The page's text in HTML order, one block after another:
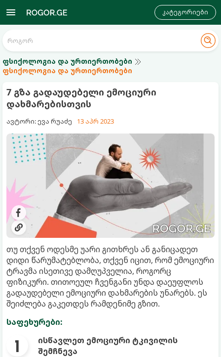
კატეგორიები
ფსიქოლოგია და ურთიერთობები
ფსიქოლოგია და ურთიერთობები
7 გზა გადაუდებელი ემოციური
დახმარებისთვის
ავტორი: ევა რუაძე 13 აპრ 2023
თუ თქვენ ოდესმე უარი გითხრეს ან განიცადეთ
დიდი წარუმატებლობა, თქვენ იცით, რომ ემოციური
ტრავმა ისეთივე დამღუპველია, როგორც
ფიზიკური. თითოეულ ჩვენგანი უნდა დაეუფლოს
გადაუდებელი ემოციური დახმარების უნარებს. ეს
შეიძლება გაკეთდეს რამდენიმე გზით.
საფეხურები:
ისწავლეთ ემოციური ტკივილის
შემჩნევა